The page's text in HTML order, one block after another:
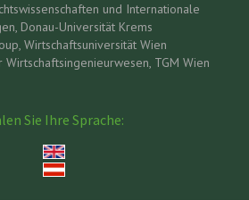
und Internationale
Donau-Universität Krems
Wirtschaftsuniversität Wien
TGM Wien
Sie Ihre Sprache: